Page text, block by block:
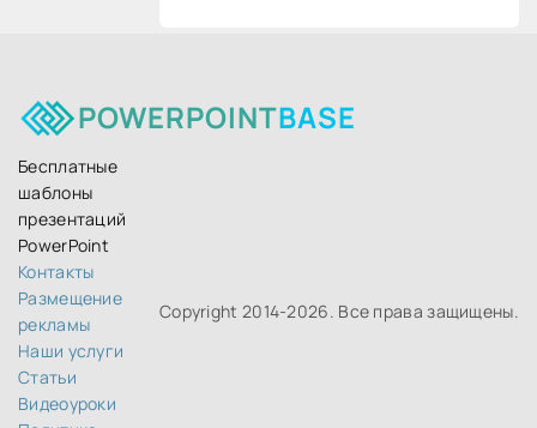
POWERPOINTBASE
Бесплатные
шаблоны
презентаций
PowerPoint
Контакты
Размещение
рекламы
Наши услуги
Статьи
Видеоуроки
Copyright 2014-2026. Все права защищены.